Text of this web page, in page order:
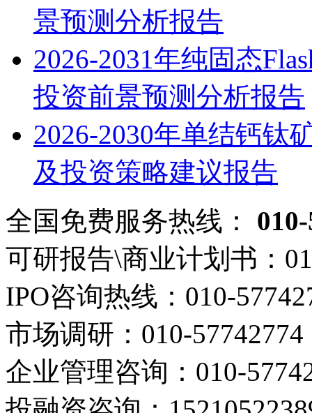
景预测分析报告
2026-2031年纯固态
投资前景预测分析报告
2026-2030年单结钙钛
及投资策略建议报告
全国免费服务热线：
可研报告\商业计划书：
IPO咨询热线： 010-
市场调研： 010-57742774
企业管理咨询： 010-